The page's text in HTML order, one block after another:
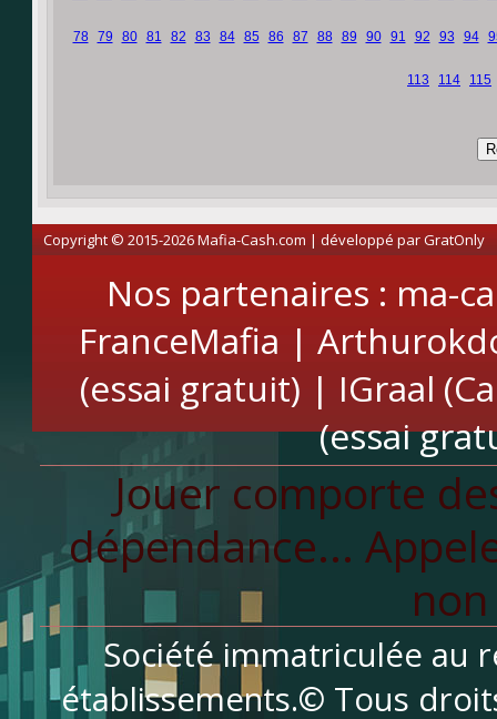
78 79 80 81 82 83 84 85 86 87 88 89 90 91 92 93 94
113 114 115
Copyright © 2015-2026 Mafia-Cash.com | développé parGratOnly
Nos partenaires : ma-
FranceMafia |
(essai gratuit) | IGraal
(essai
Jouer comporte
dépendance...
Société immatriculée au
établissements.© Tous